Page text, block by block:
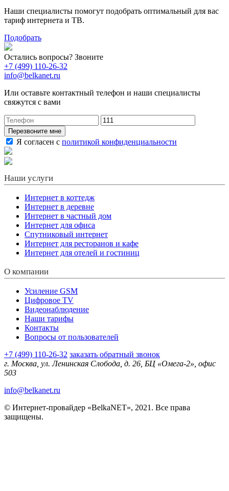
Наши специалисты помогут подобрать оптимальный для вас
тариф интернета и ТВ.
Подобрать
Остались вопросы? Звоните
+7 (499) 110-26-32
info@belkanet.ru
Или оставьте контактный телефон и наши специалисты
свяжутся с вами
Перезвоните мне
Я согласен с политикой конфиденциальности
Наши услуги
Интернет в коттедж
Интернет в деревне
Интернет в частный дом
Интернет для офиса
Спутниковый интернет
Интернет для ресторанов и кафе
Интернет для отелей и гостиниц
О компании
Усиление GSM
Цифровое TV
Видеонаблюдение
Наши тарифы
Контакты
Вопросы от пользователей
+7 (499) 110-26-32 заказать обратный звонок
г. Москва, ул. Ленинская Слобода, д. 26, БЦ «Омега-2», офис
503
info@belkanet.ru
© Интернет-провайдер «BelkaNET», 2021. Все права
защищены.